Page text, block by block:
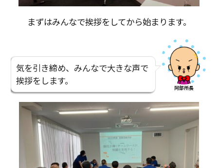
まずはみんなで挨拶をしてから始まります。
気を引き締め、みんなで大きな声で
挨拶をします。
阿部所長